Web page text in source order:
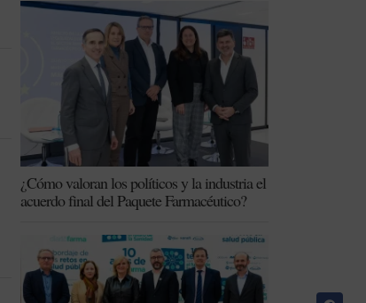
¿Cómo valoran los políticos y la industria el
acuerdo final del Paquete Farmacéutico?